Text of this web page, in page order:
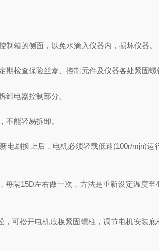
箱的侧面，以免水滴入仪器内，损坏仪器。
检查保险丝盒、控制元件及仪器各处紧固螺
电器控制部分。
能轻易拆卸。
刷换上后，电机必须轻载低速(100r/mjn)运
隔15D左右做一次，方法是重新设定温度至
松开电机底板紧固螺柱，调节电机安装